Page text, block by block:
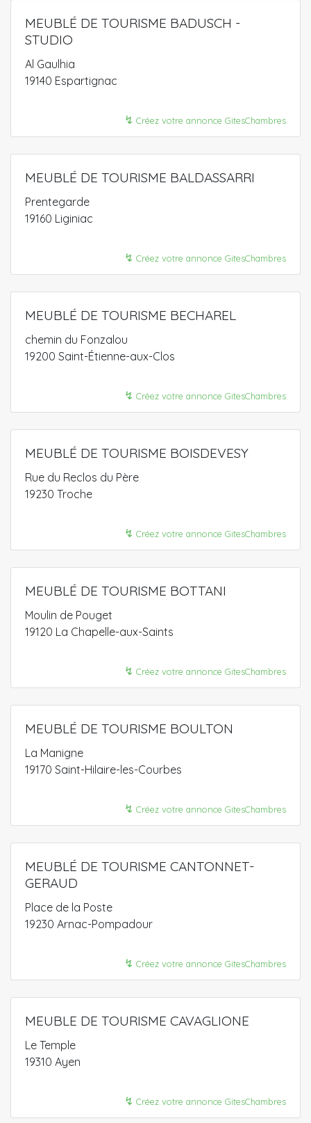
MEUBLÉ DE TOURISME BADUSCH -
STUDIO
Al Gaulhia
19140 Espartignac
↯ Créez votre annonce GitesChambres
MEUBLÉ DE TOURISME BALDASSARRI
Prentegarde
19160 Liginiac
↯ Créez votre annonce GitesChambres
MEUBLÉ DE TOURISME BECHAREL
chemin du Fonzalou
19200 Saint-Étienne-aux-Clos
↯ Créez votre annonce GitesChambres
MEUBLÉ DE TOURISME BOISDEVESY
Rue du Reclos du Père
19230 Troche
↯ Créez votre annonce GitesChambres
MEUBLÉ DE TOURISME BOTTANI
Moulin de Pouget
19120 La Chapelle-aux-Saints
↯ Créez votre annonce GitesChambres
MEUBLÉ DE TOURISME BOULTON
La Manigne
19170 Saint-Hilaire-les-Courbes
↯ Créez votre annonce GitesChambres
MEUBLÉ DE TOURISME CANTONNET-
GERAUD
Place de la Poste
19230 Arnac-Pompadour
↯ Créez votre annonce GitesChambres
MEUBLE DE TOURISME CAVAGLIONE
Le Temple
19310 Ayen
↯ Créez votre annonce GitesChambres